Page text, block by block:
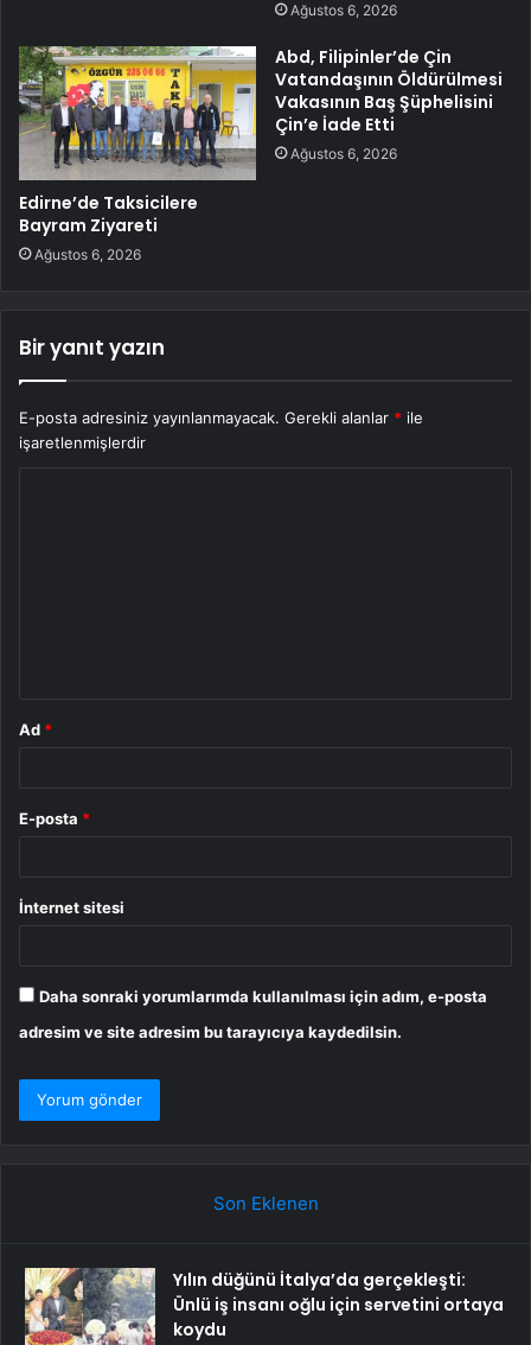
Ağustos 6, 2026
Edirne’de Taksicilere
Bayram Ziyareti
Ağustos 6, 2026
Abd, Filipinler’de Çin
Vatandaşının Öldürülmesi
Vakasının Baş Şüphelisini
Çin’e İade Etti
Ağustos 6, 2026
Bir yanıt yazın
E-posta adresiniz yayınlanmayacak. Gerekli alanlar * ile
işaretlenmişlerdir
Ad *
E-posta *
İnternet sitesi
Daha sonraki yorumlarımda kullanılması için adım, e-posta
adresim ve site adresim bu tarayıcıya kaydedilsin.
Son Eklenen
Yılın düğünü İtalya’da gerçekleşti:
Ünlü iş insanı oğlu için servetini ortaya
koydu